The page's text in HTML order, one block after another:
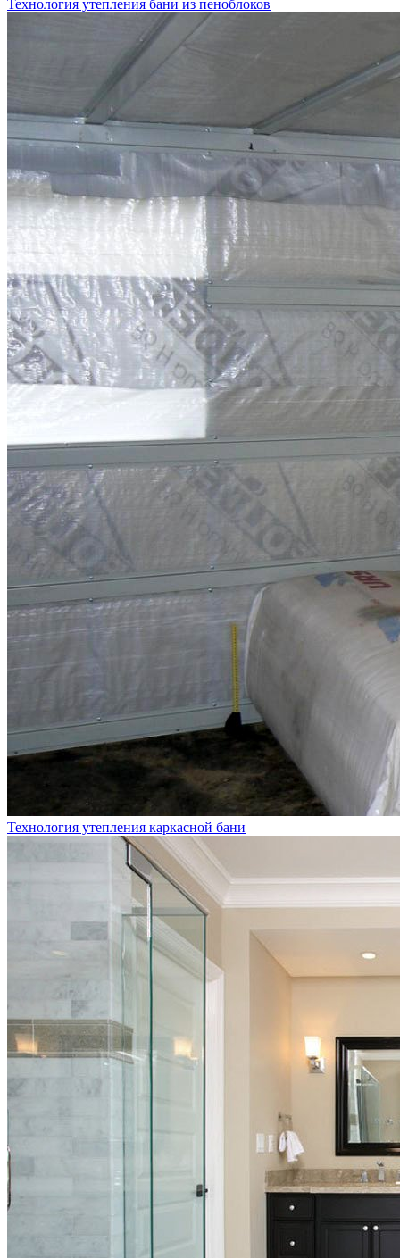
Технология утепления бани из пеноблоков
Технология утепления каркасной бани